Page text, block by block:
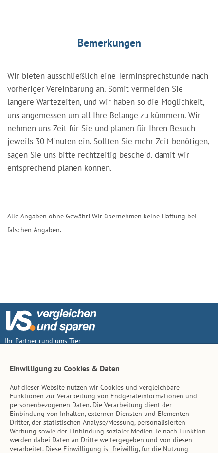
Bemerkungen
Wir bieten ausschließlich eine Terminsprechstunde nach
vorheriger Vereinbarung an. Somit vermeiden Sie
längere Wartezeiten, und wir haben so die Möglichkeit,
uns angemessen um all Ihre Belange zu kümmern. Wir
nehmen uns Zeit für Sie und planen für Ihren Besuch
jeweils 30 Minuten ein. Sollten Sie mehr Zeit benötigen,
sagen Sie uns bitte rechtzeitig bescheid, damit wir
entsprechend planen können.
Alle Angaben ohne Gewähr! Wir übernehmen keine Haftung bei
falschen Angaben.
Ihr Partner rund ums Tier
Inhalt
Tierarzt-Suche
Hinweise
Einwilligung zu Cookies & Daten
Auf dieser Website nutzen wir Cookies und vergleichbare
Funktionen zur Verarbeitung von Endgeräteinformationen und
personenbezogenen Daten. Die Verarbeitung dient der
Einbindung von Inhalten, externen Diensten und Elementen
Dritter, der statistischen Analyse/Messung, personalisierten
Werbung sowie der Einbindung sozialer Medien. Je nach Funktion
werden dabei Daten an Dritte weitergegeben und von diesen
verarbeitet. Diese Einwilligung ist freiwillig, für die Nutzung